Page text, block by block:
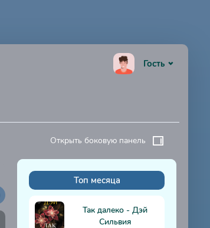
Гость
Открыть боковую панель
Топ месяца
Так далеко - Дэй
Сильвия